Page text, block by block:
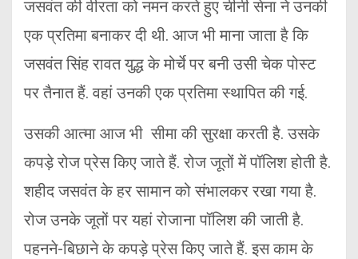
जसवंत की वीरता को नमन करते हुए चीनी सेना ने उनकी
एक प्रतिमा बनाकर दी थी. आज भी माना जाता है कि
जसवंत सिंह रावत युद्ध के मोर्चे पर बनी उसी चेक पोस्ट
पर तैनात हैं. वहां उनकी एक प्रतिमा स्थापित की गई.
उसकी आत्मा आज भी सीमा की सुरक्षा करती है. उसके
कपड़े रोज प्रेस किए जाते हैं. रोज जूतों में पॉलिश होती है.
शहीद जसवंत के हर सामान को संभालकर रखा गया है.
रोज उनके जूतों पर यहां रोजाना पॉलिश की जाती है.
पहनने-बिछाने के कपड़े प्रेस किए जाते हैं. इस काम के